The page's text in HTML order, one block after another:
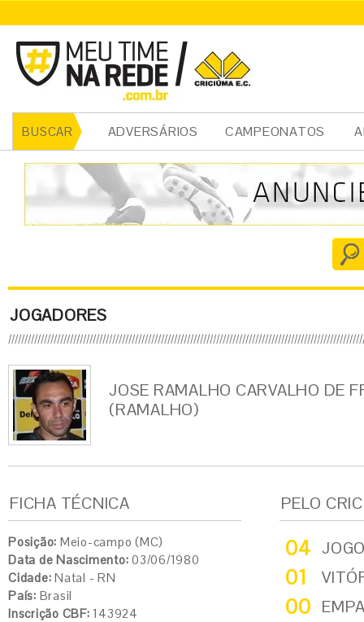
BUSCAR ADVERSÁRIOS CAMPEONATOS
JOGADORES
JOSE RAMALHO CARVALHO DE
(RAMALHO)
FICHA TÉCNICA
Posição: Meio-campo (MC)
Data de Nascimento: 03/06/1980
Cidade: Natal - RN
País: Brasil
Inscrição CBF: 143924
PELO
04
01
00